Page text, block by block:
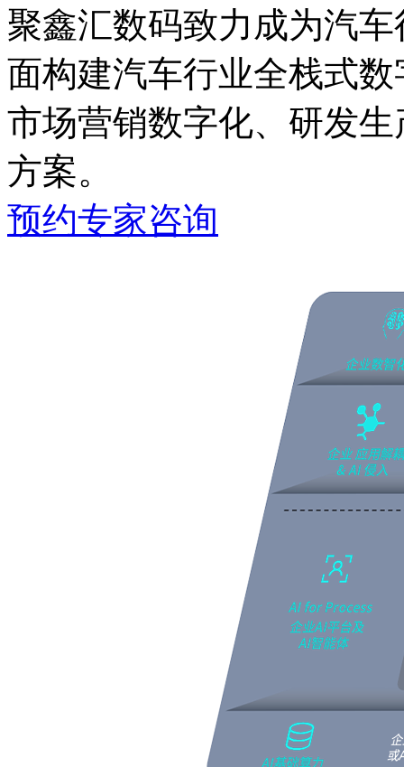
聚鑫汇数码致力成为汽车
面构建汽车行业全栈式数字
市场营销数字化、研发
方案。
预约专家咨询